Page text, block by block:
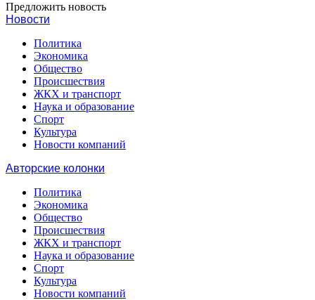
Предложить новость
Новости
Политика
Экономика
Общество
Происшествия
ЖКХ и транспорт
Наука и образование
Спорт
Культура
Новости компаний
Авторские колонки
Политика
Экономика
Общество
Происшествия
ЖКХ и транспорт
Наука и образование
Спорт
Культура
Новости компаний